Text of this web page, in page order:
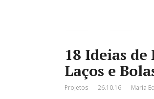
18 Ideias
Laços e
Projetos 26.10.16 Maria